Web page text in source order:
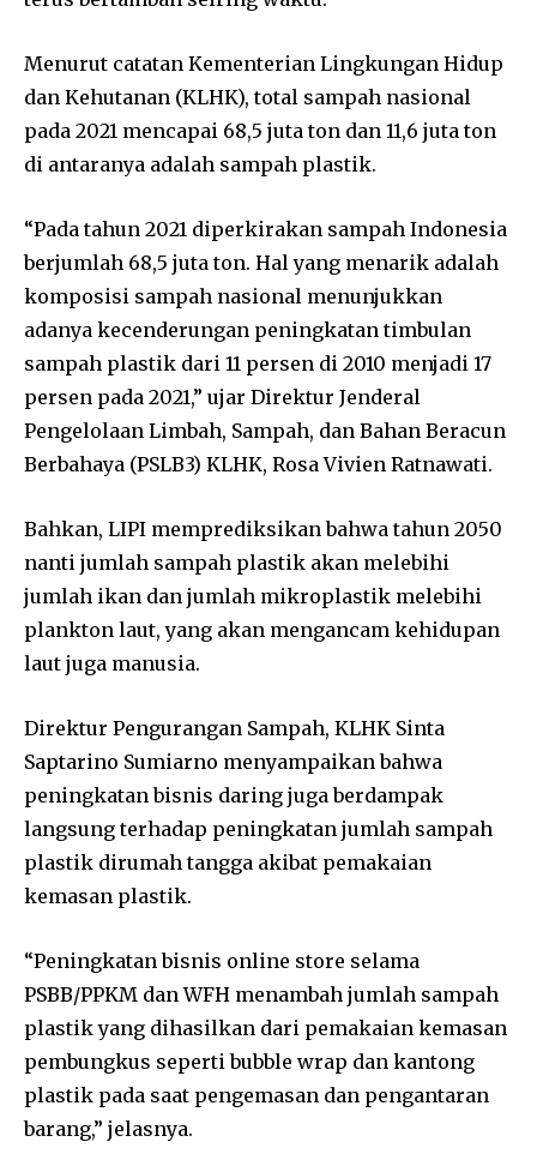
Menurut catatan Kementerian Lingkungan Hidup
dan Kehutanan (KLHK), total sampah nasional
pada 2021 mencapai 68,5 juta ton dan 11,6 juta ton
di antaranya adalah sampah plastik.
“Pada tahun 2021 diperkirakan sampah Indonesia
berjumlah 68,5 juta ton. Hal yang menarik adalah
komposisi sampah nasional menunjukkan
adanya kecenderungan peningkatan timbulan
sampah plastik dari 11 persen di 2010 menjadi 17
persen pada 2021,” ujar Direktur Jenderal
Pengelolaan Limbah, Sampah, dan Bahan Beracun
Berbahaya (PSLB3) KLHK, Rosa Vivien Ratnawati.
Bahkan, LIPI memprediksikan bahwa tahun 2050
nanti jumlah sampah plastik akan melebihi
jumlah ikan dan jumlah mikroplastik melebihi
plankton laut, yang akan mengancam kehidupan
laut juga manusia.
Direktur Pengurangan Sampah, KLHK Sinta
Saptarino Sumiarno menyampaikan bahwa
peningkatan bisnis daring juga berdampak
langsung terhadap peningkatan jumlah sampah
plastik dirumah tangga akibat pemakaian
kemasan plastik.
“Peningkatan bisnis online store selama
PSBB/PPKM dan WFH menambah jumlah sampah
plastik yang dihasilkan dari pemakaian kemasan
pembungkus seperti bubble wrap dan kantong
plastik pada saat pengemasan dan pengantaran
barang,” jelasnya.